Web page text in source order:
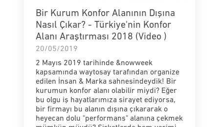
Bir Kurum Konfor Alanının Dışına
Nasıl Çıkar? - Türkiye'nin Konfor
Alanı Araştırması 2018 (Video )
20/05/2019
2 Mayıs 2019 tarihinde &nowweek
kapsamında waytosay tarafından organize
edilen İnsan & Marka sahnesindeydik! Bir
kurumun konfor alanı olabilir miydi? Eğer
bu olgu iş hayatlarımıza sirayet ediyorsa,
bir firmayı bu alanın dışına çıkararak o
heyecan dolu "performans" alanına çekmek